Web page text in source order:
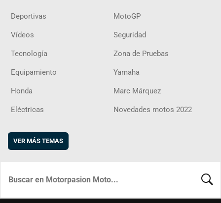
Deportivas MotoGP
Vídeos Seguridad
Tecnología Zona de Pruebas
Equipamiento Yamaha
Honda Marc Márquez
Eléctricas Novedades motos 2022
VER MÁS TEMAS